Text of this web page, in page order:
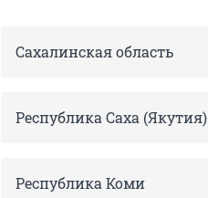
Сахалинская область
Республика Саха (Якутия)
Республика Коми